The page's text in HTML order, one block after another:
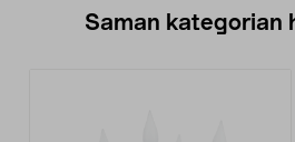
Saman kategorian